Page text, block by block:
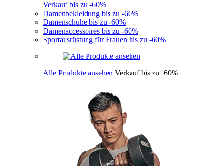
Verkauf bis zu -60%
Damenbekleidung bis zu -60%
Damenschuhe bis zu -60%
Damenaccessoires bis zu -60%
Sportausrüstung für Frauen bis zu -60%
Alle Produkte ansehen Verkauf bis zu -60%